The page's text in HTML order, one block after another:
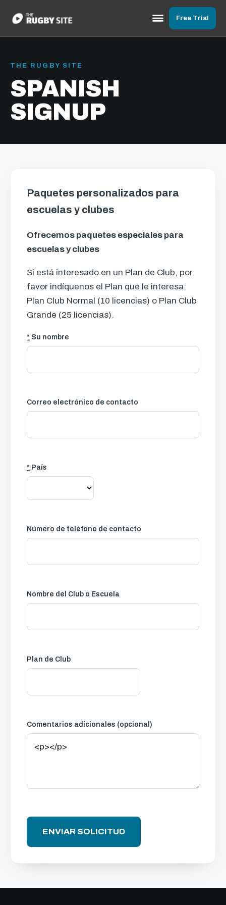
Free Trial
THE RUGBY SITE
SPANISH
SIGNUP
Paquetes personalizados para
escuelas y clubes
Ofrecemos paquetes especiales para
escuelas y clubes
Si está interesado en un Plan de Club, por
favor indíquenos el Plan que le interesa:
Plan Club Normal (10 licencias) o Plan Club
Grande (25 licencias).
* Su nombre
Correo electrónico de contacto
* País
Número de teléfono de contacto
Nombre del Club o Escuela
Plan de Club
Comentarios adicionales (opcional)